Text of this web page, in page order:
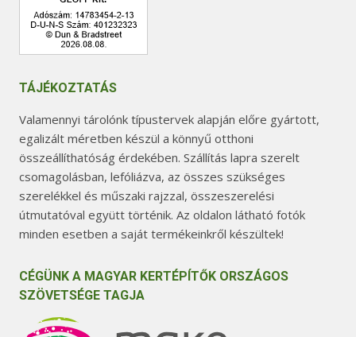
TÁJÉKOZTATÁS
Valamennyi tárolónk típustervek alapján előre gyártott,
egalizált méretben készül a könnyű otthoni
összeállíthatóság érdekében. Szállítás lapra szerelt
csomagolásban, lefóliázva, az összes szükséges
szerelékkel és műszaki rajzzal, összeszerelési
útmutatóval együtt történik. Az oldalon látható fotók
minden esetben a saját termékeinkről készültek!
CÉGÜNK A MAGYAR KERTÉPÍTŐK ORSZÁGOS
SZÖVETSÉGE TAGJA